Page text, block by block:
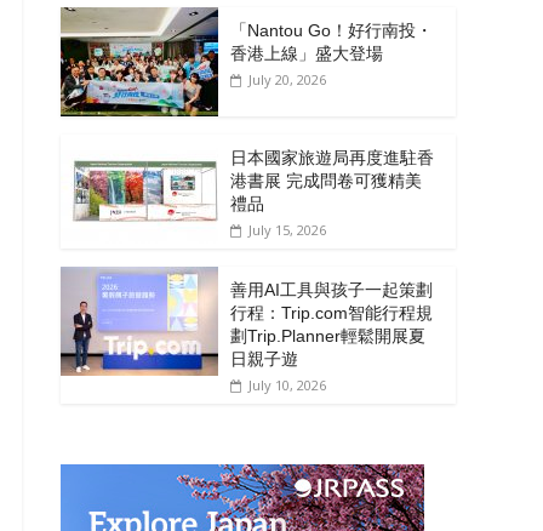
「Nantou Go！好行南投・
香港上線」盛大登場
July 20, 2026
日本國家旅遊局再度進駐香
港書展 完成問卷可獲精美
禮品
July 15, 2026
善用AI工具與孩子一起策劃
行程：Trip.com智能行程規
劃Trip.Planner輕鬆開展夏
日親子遊
July 10, 2026